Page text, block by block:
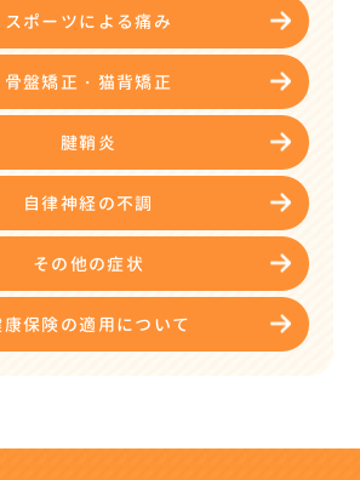
スポーツによる痛み
骨盤矯正・猫背矯正
腱鞘炎
自律神経の不調
その他の症状
康保険の適用について